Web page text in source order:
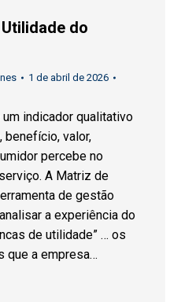
do
1 de abril de 2026
indicador qualitativo
benefício, valor,
percebe no
A Matriz de
de gestão
a experiência do
de utilidade” … os
que a empresa…